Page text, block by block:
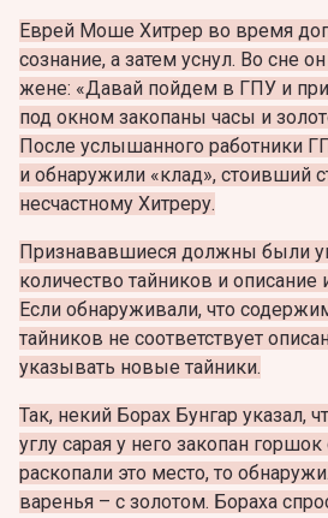
Еврей Моше Хитрер во время
сознание, а затем уснул. Во сне
жене: «Давай пойдем в ГПУ и
под окном закопаны часы и
После услышанного работники
и обнаружили «клад», стоивший
несчастному Хитреру.
Признававшиеся должны были
количество тайников и описание
Если обнаруживали, что
тайников не соответствует
указывать новые тайники.
Так, некий Борах Бунгар указал,
углу сарая у него закопан
раскопали это место, то
варенья – с золотом. Бораха